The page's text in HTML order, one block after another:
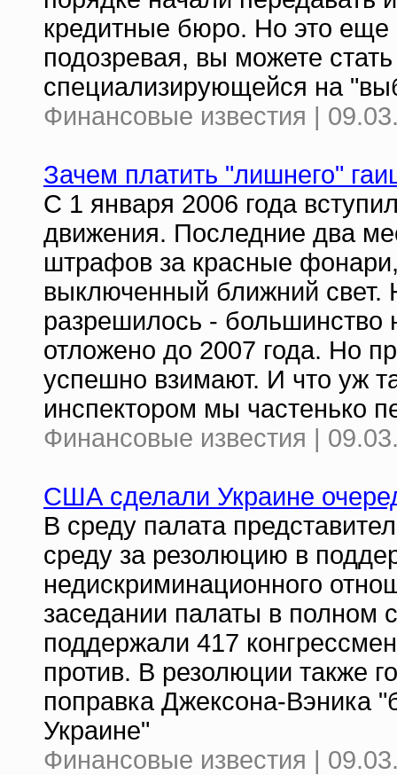
кредитные бюро. Но это еще
подозревая, вы можете
специализирующейся на
Финансовые известия |
Зачем платить "лишнего"
С 1 января 2006 года
движения. Последние два
штрафов за красные фонари,
выключенный ближний свет.
разрешилось -
отложено до 2007 года. Но
успешно взимают. И что уж
инспектором мы частенько
Финансовые известия |
США сделали Украине
В среду палата
среду за резолюцию в
недискриминационного
заседании палаты в полном
поддержали 417
против. В резолюции также
поправка Джексона-Вэника
Украине"
Финансовые известия |